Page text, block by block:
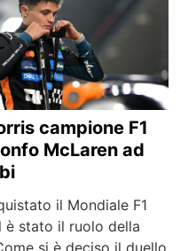
campione F1
McLaren ad
il Mondiale F1
è stato il ruolo della